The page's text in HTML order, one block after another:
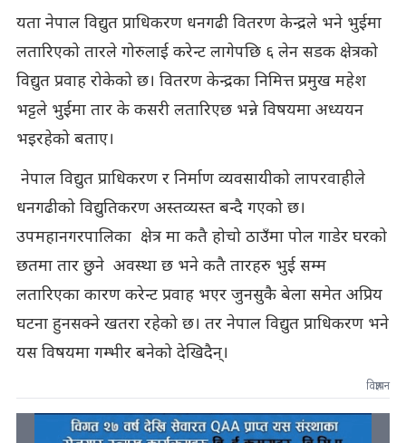
यता नेपाल विद्युत प्राधिकरण धनगढी वितरण केन्द्रले भने भुईमा
लतारिएको तारले गोरुलाई करेन्ट लागेपछि ६ लेन सडक क्षेत्रको
विद्युत प्रवाह रोकेको छ। वितरण केन्द्रका निमित्त प्रमुख महेश
भट्टले भुईमा तार के कसरी लतारिएछ भन्ने विषयमा अध्ययन
भइरहेको बताए।
नेपाल विद्युत प्राधिकरण र निर्माण व्यवसायीको लापरवाहीले
धनगढीको विद्युतिकरण अस्तव्यस्त बन्दै गएको छ।
उपमहानगरपालिका क्षेत्र मा कतै होचो ठाउँमा पोल गाडेर घरको
छतमा तार छुने अवस्था छ भने कतै तारहरु भुई सम्म
लतारिएका कारण करेन्ट प्रवाह भएर जुनसुकै बेला समेत अप्रिय
घटना हुनसक्ने खतरा रहेको छ। तर नेपाल विद्युत प्राधिकरण भने
यस विषयमा गम्भीर बनेको देखिदैन्।
विज्ञापन